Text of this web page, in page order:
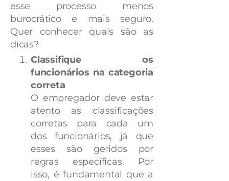
esse processo menos
burocrático e mais seguro.
Quer conhecer quais são as
dicas?
Classifique os
funcionários na categoria
correta
O empregador deve estar
atento as classificações
corretas para cada um
dos funcionários, já que
esses são geridos por
regras específicas. Por
isso, é fundamental que a